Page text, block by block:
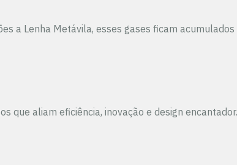
Lenha Metávila, esses gases ficam
aliam eficiência, inovação e design